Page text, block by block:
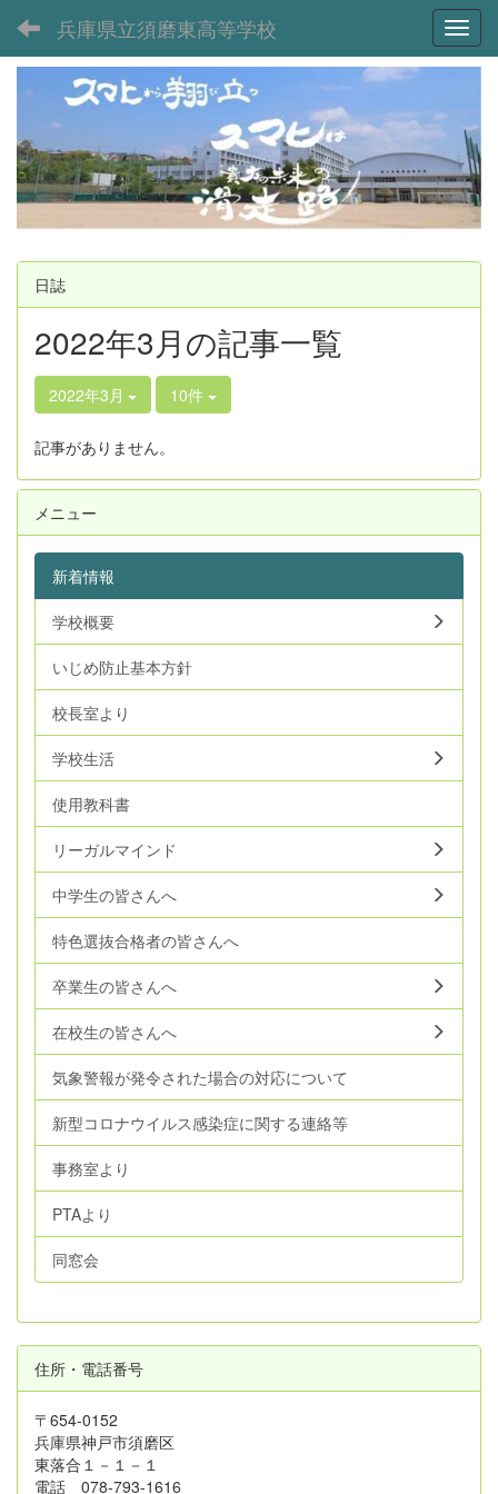
兵庫県立須磨東高等学校
日誌
2022年3月の記事一覧
2022年3月 10件
記事がありません。
メニュー
新着情報
学校概要
いじめ防止基本方針
校長室より
学校生活
使用教科書
リーガルマインド
中学生の皆さんへ
特色選抜合格者の皆さんへ
卒業生の皆さんへ
在校生の皆さんへ
気象警報が発令された場合の対応について
新型コロナウイルス感染症に関する連絡等
事務室より
PTAより
同窓会
住所・電話番号
〒654-0152
兵庫県神戸市須磨区
東落合１－１－１
電話 078-793-1616